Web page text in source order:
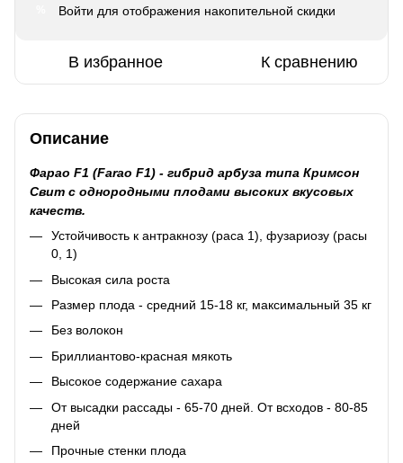
Войти для отображения накопительной скидки
В избранное К сравнению
Описание
Фарао F1 (Farao F1) - гибрид арбуза типа Кримсон
Свит с однородными плодами высоких вкусовых
качеств.
Устойчивость к антракнозу (раса 1), фузариозу (расы
0, 1)
Высокая сила роста
Размер плода - средний 15-18 кг, максимальный 35 кг
Без волокон
Бриллиантово-красная мякоть
Высокое содержание сахара
От высадки рассады - 65-70 дней. От всходов - 80-85
дней
Прочные стенки плода